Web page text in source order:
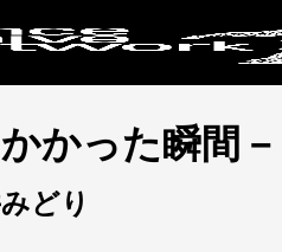
かった瞬間－
どり
キーワードか
番組レクイエム 東
ョンデュオ